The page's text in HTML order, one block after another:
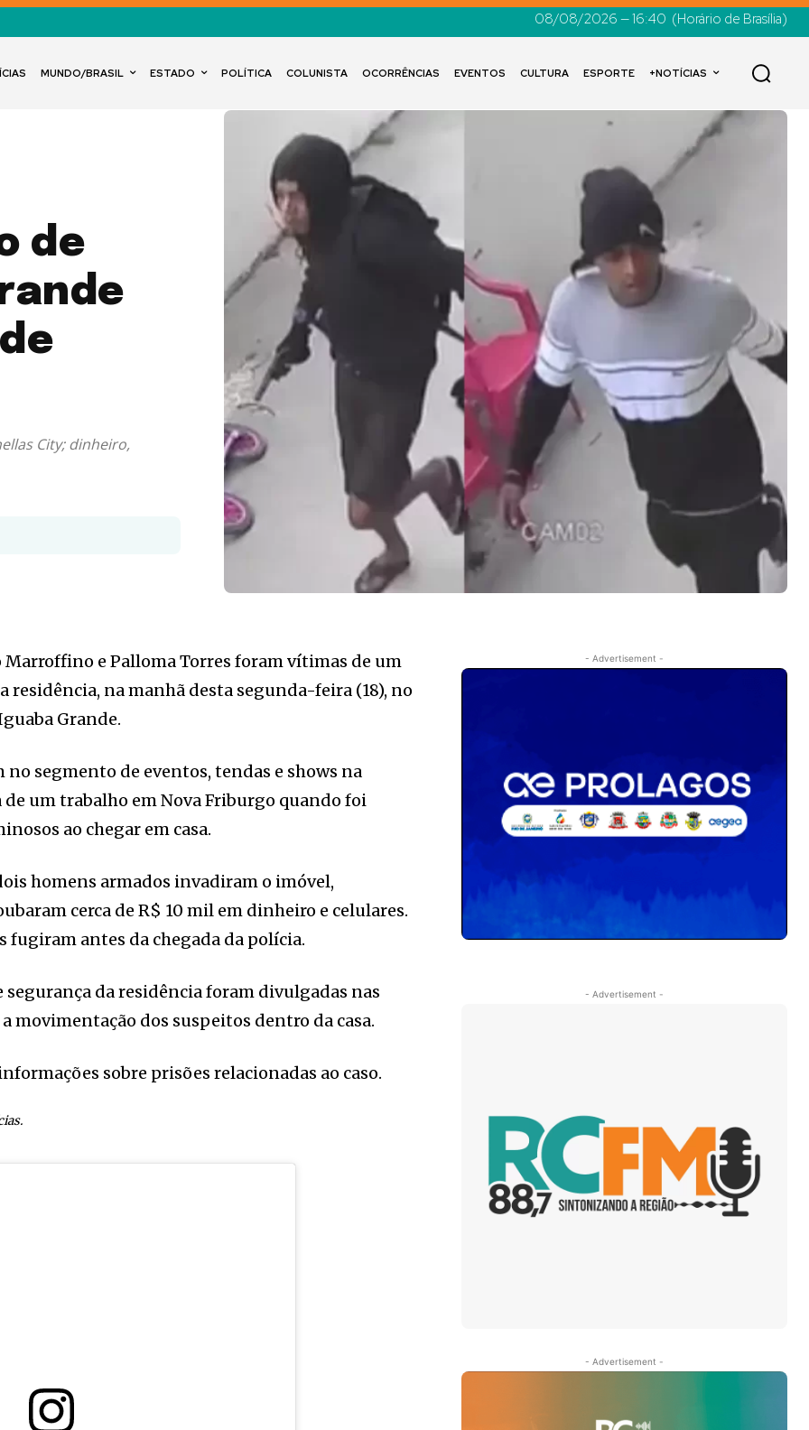
08/08/2026 — 16:40 (Horário de Brasília)
MUNDO/BRASIL ESTADO POLÍTICA COLUNISTA OCORRÊNCIAS EVENTOS CULTURA ESPORTE +NOTÍCIAS
de
City; dinheiro,
Marroffino e Palloma Torres foram vítimas de um
residência, na manhã desta segunda-feira (18), no
Grande.
segmento de eventos, tendas e shows na
de um trabalho em Nova Friburgo quando foi
ao chegar em casa.
homens armados invadiram o imóvel,
cerca de R$ 10 mil em dinheiro e celulares.
fugiram antes da chegada da polícia.
segurança da residência foram divulgadas nas
movimentação dos suspeitos dentro da casa.
sobre prisões relacionadas ao caso.
- Advertisement -
- Advertisement -
- Advertisement -